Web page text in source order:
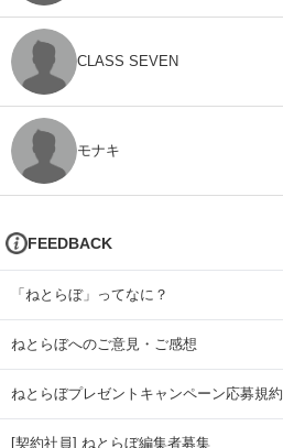
CLASS SEVEN
モナキ
FEEDBACK
「ねとらぼ」ってなに？
ねとらぼへのご意見・ご感想
ねとらぼプレゼントキャンペーン応募規約
[契約社員] ねとらぼ編集者募集